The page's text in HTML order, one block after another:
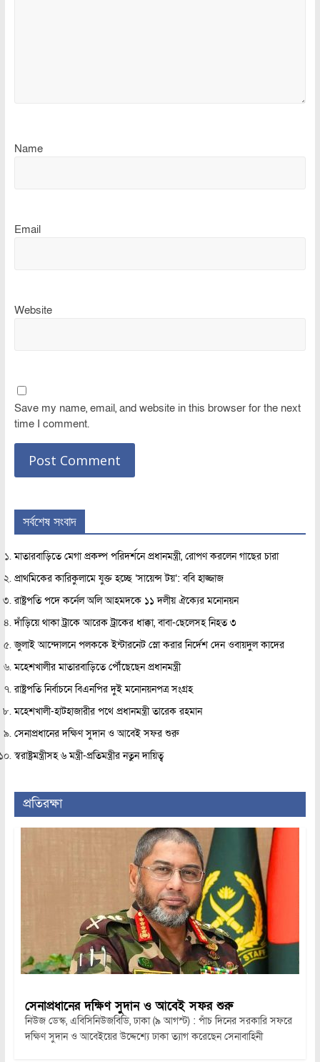
Name
Email
Website
Save my name, email, and website in this browser for the next
time I comment.
সর্বশেষ সংবাদ
মাতারবাড়িতে মেগা প্রকল্প পরিদর্শনে প্রধানমন্ত্রী, রোপণ করলেন গাছের চারা
প্রাথমিকের কারিকুলামে যুক্ত হচ্ছে ‘সায়েন্স টয়’: ববি হাজ্জাজ
রাষ্ট্রপতি পদে কর্নেল অলি আহমদকে ১১ দলীয় ঐক্যের মনোনয়ন
দাঁড়িয়ে থাকা ট্রাকে আরেক ট্রাকের ধাক্কা, বাবা-ছেলেসহ নিহত ৩
জুলাই আন্দোলনে পলককে ইন্টারনেট স্লো করার নির্দেশ দেন ওবায়দুল কাদের
মহেশখালীর মাতারবাড়িতে পৌঁছেছেন প্রধানমন্ত্রী
রাষ্ট্রপতি নির্বাচনে বিএনপির দুই মনোনয়নপত্র সংগ্রহ
মহেশখালী-হাটহাজারীর পথে প্রধানমন্ত্রী তারেক রহমান
সেনাপ্রধানের দক্ষিণ সুদান ও আবেই সফর শুরু
স্বরাষ্ট্রমন্ত্রীসহ ৬ মন্ত্রী-প্রতিমন্ত্রীর নতুন দায়িত্ব
প্রতিরক্ষা
সেনাপ্রধানের দক্ষিণ সুদান ও আবেই সফর শুরু
নিউজ ডেস্ক, এবিসিনিউজবিডি, ঢাকা (৯ আগস্ট) : পাঁচ দিনের সরকারি সফরে
দক্ষিণ সুদান ও আবেইয়ের উদ্দেশ্যে ঢাকা ত্যাগ করেছেন সেনাবাহিনী